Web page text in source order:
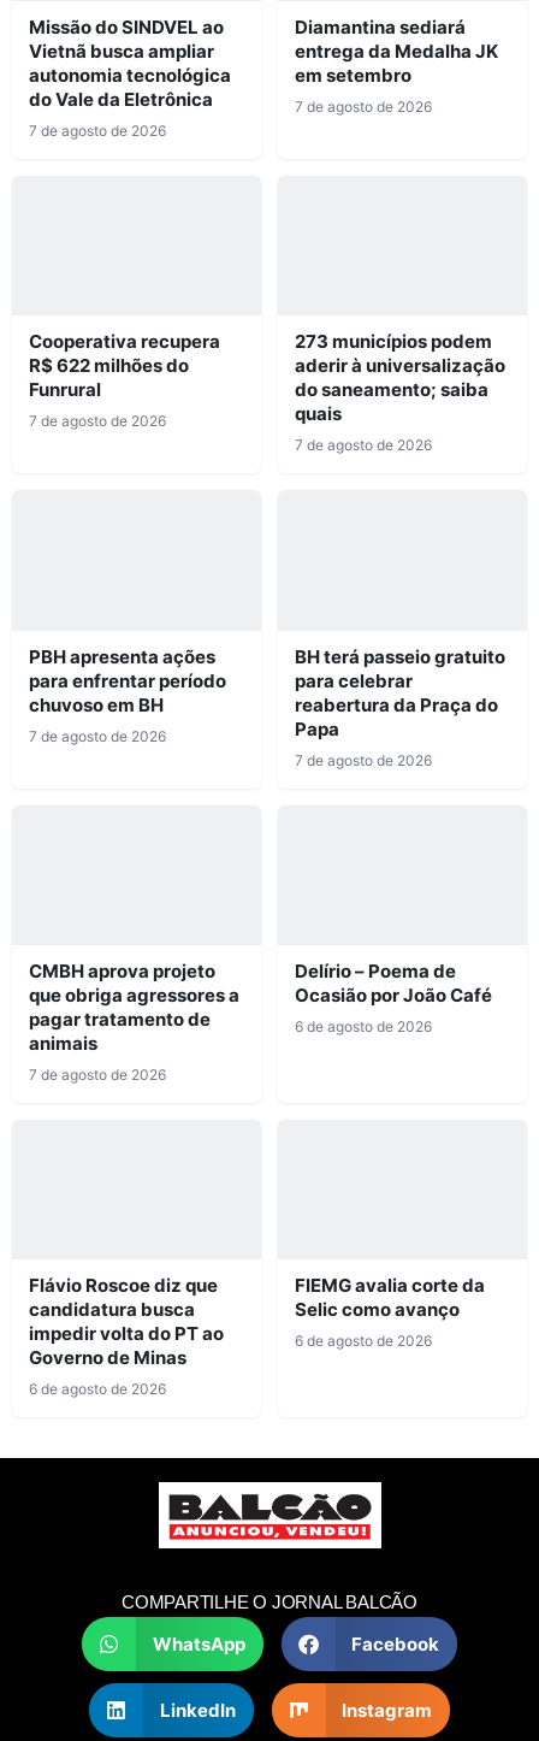
Missão do SINDVEL ao
Vietnã busca ampliar
autonomia tecnológica
do Vale da Eletrônica
7 de agosto de 2026
Diamantina sediará
entrega da Medalha JK
em setembro
7 de agosto de 2026
Cooperativa recupera
R$ 622 milhões do
Funrural
7 de agosto de 2026
273 municípios podem
aderir à universalização
do saneamento; saiba
quais
7 de agosto de 2026
PBH apresenta ações
para enfrentar período
chuvoso em BH
7 de agosto de 2026
BH terá passeio gratuito
para celebrar
reabertura da Praça do
Papa
7 de agosto de 2026
CMBH aprova projeto
que obriga agressores a
pagar tratamento de
animais
7 de agosto de 2026
Delírio – Poema de
Ocasião por João Café
6 de agosto de 2026
Flávio Roscoe diz que
candidatura busca
impedir volta do PT ao
Governo de Minas
6 de agosto de 2026
FIEMG avalia corte da
Selic como avanço
6 de agosto de 2026
COMPARTILHE O JORNAL BALCÃO
WhatsApp Facebook
LinkedIn Instagram